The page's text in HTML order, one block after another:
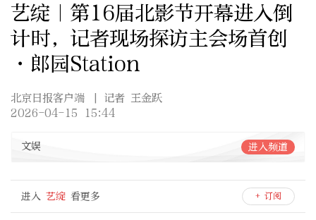
艺绽｜第16届北影节开幕进入倒
计时，记者现场探访主会场首创
·郎园Station
北京日报客户端
| 记者 王金跃
2026-04-15 15:44
文娱 进入频道
进入 艺绽 看更多 + 订阅